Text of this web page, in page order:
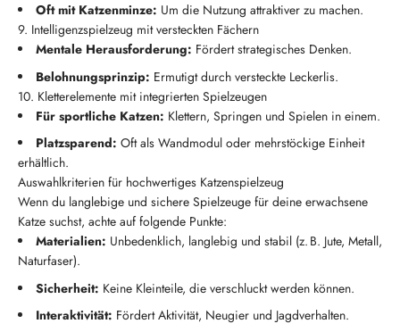
Oft mit Katzenminze: Um die Nutzung attraktiver zu machen.
9. Intelligenzspielzeug mit versteckten Fächern
Mentale Herausforderung: Fördert strategisches Denken.
Belohnungsprinzip: Ermutigt durch versteckte Leckerlis.
10. Kletterelemente mit integrierten Spielzeugen
Für sportliche Katzen: Klettern, Springen und Spielen in einem.
Platzsparend: Oft als Wandmodul oder mehrstöckige Einheit
erhältlich.
Auswahlkriterien für hochwertiges Katzenspielzeug
Wenn du langlebige und sichere Spielzeuge für deine erwachsene
Katze suchst, achte auf folgende Punkte:
Materialien: Unbedenklich, langlebig und stabil (z. B. Jute, Metall,
Naturfaser).
Sicherheit: Keine Kleinteile, die verschluckt werden können.
Interaktivität: Fördert Aktivität, Neugier und Jagdverhalten.